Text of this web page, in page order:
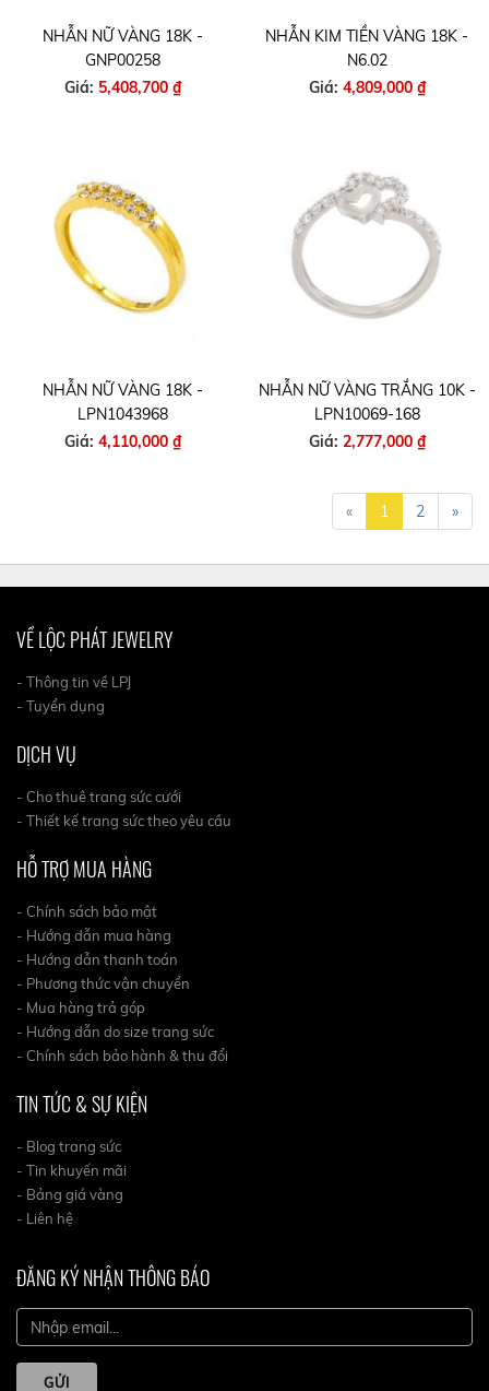
NHẪN NỮ VÀNG 18K -
GNP00258
Giá: 5,408,700 ₫
NHẪN KIM TIỀN VÀNG 18K -
N6.02
Giá: 4,809,000 ₫
NHẪN NỮ VÀNG 18K -
LPN1043968
Giá: 4,110,000 ₫
NHẪN NỮ VÀNG TRẮNG 10K -
LPN10069-168
Giá: 2,777,000 ₫
« 1 2 »
VỀ LỘC PHÁT JEWELRY
- Thông tin về LPJ
- Tuyển dụng
DỊCH VỤ
- Cho thuê trang sức cưới
- Thiết kế trang sức theo yêu cầu
HỖ TRỢ MUA HÀNG
- Chính sách bảo mật
- Hướng dẫn mua hàng
- Hướng dẫn thanh toán
- Phương thức vận chuyển
- Mua hàng trả góp
- Hướng dẫn do size trang sức
- Chính sách bảo hành & thu đổi
TIN TỨC & SỰ KIỆN
- Blog trang sức
- Tin khuyến mãi
- Bảng giá vàng
- Liên hệ
ĐĂNG KÝ NHẬN THÔNG BÁO
GỬI